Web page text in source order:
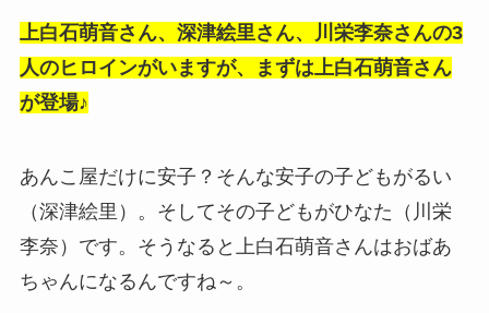
上白石萌音さん、深津絵里さん、川栄李奈さんの3
人のヒロインがいますが、まずは上白石萌音さん
が登場♪
あんこ屋だけに安子？そんな安子の子どもがるい
（深津絵里）。そしてその子どもがひなた（川栄
李奈）です。そうなると上白石萌音さんはおばあ
ちゃんになるんですね～。